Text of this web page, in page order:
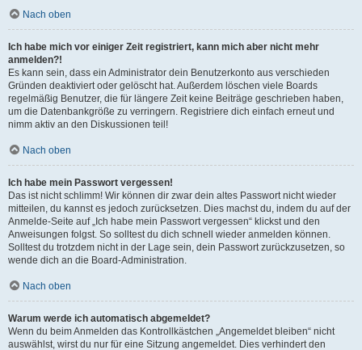
Nach oben
Ich habe mich vor einiger Zeit registriert, kann mich aber nicht mehr
anmelden?!
Es kann sein, dass ein Administrator dein Benutzerkonto aus verschieden
Gründen deaktiviert oder gelöscht hat. Außerdem löschen viele Boards
regelmäßig Benutzer, die für längere Zeit keine Beiträge geschrieben haben,
um die Datenbankgröße zu verringern. Registriere dich einfach erneut und
nimm aktiv an den Diskussionen teil!
Nach oben
Ich habe mein Passwort vergessen!
Das ist nicht schlimm! Wir können dir zwar dein altes Passwort nicht wieder
mitteilen, du kannst es jedoch zurücksetzen. Dies machst du, indem du auf der
Anmelde-Seite auf „Ich habe mein Passwort vergessen“ klickst und den
Anweisungen folgst. So solltest du dich schnell wieder anmelden können.
Solltest du trotzdem nicht in der Lage sein, dein Passwort zurückzusetzen, so
wende dich an die Board-Administration.
Nach oben
Warum werde ich automatisch abgemeldet?
Wenn du beim Anmelden das Kontrollkästchen „Angemeldet bleiben“ nicht
auswählst, wirst du nur für eine Sitzung angemeldet. Dies verhindert den